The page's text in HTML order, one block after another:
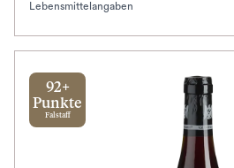
Lebensmittelangaben
92+
Punkte
Falstaff